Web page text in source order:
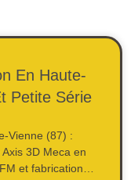
En Haute-
Petite Série
Vienne (87) :
3D Meca en
et fabrication…